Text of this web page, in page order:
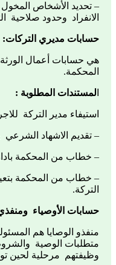
– تحديد الأشخاص
الانفراد وحدود صلاحية
حسابات مديري التركات:
هي حسابات أعمال الورثة
المحكمة.
لمستندات المطلوبة :
استيفاء مدير التركة
– تقديم الاشهاد
– خطاب من المحكمة
– خطاب من المحكمة
التركة.
حسابات الأوصياء
منفذو الوصايا هم
متطلبات الوصية
وظيفتهم مرحلية لحين